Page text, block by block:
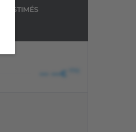
ESTIMÉS
••• •••€